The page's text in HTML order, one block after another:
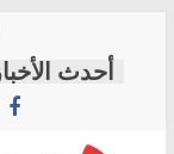
content